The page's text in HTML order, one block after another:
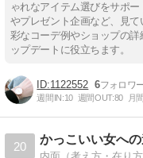
ゃれなアイテム選びをサポ
やプレゼント企画など、見
彩なコーデ例やショップの
ップデートに役立ちます。
1122552 6
週間IN:10 週間OUT:80 月
20
かっこいい女へ